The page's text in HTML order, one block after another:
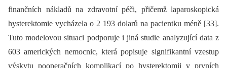
finančních nákladů na zdravotní péči, přičemž laparoskopická
hysterektomie vycházela o 2 193 dolarů na pacientku méně [33].
Tuto modelovou situaci podporuje i jiná studie analyzující data z
603 amerických nemocnic, která popisuje signifikantní vzestup
výskytu pooperačních komplikací po hysterektomii v prvních